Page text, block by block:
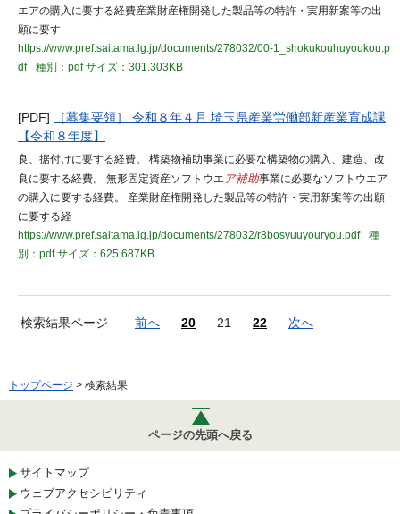
エアの購入に要する経費産業財産権開発した製品等の特許・実用新案等の出
願に要す
https://www.pref.saitama.lg.jp/documents/278032/00-1_shokukouhuyoukou.p
df
種別：pdfサイズ：301.303KB
[PDF]
［募集要領］ 令和８年４月 埼玉県産業労働部新産業育成課
【令和８年度】
良、据付けに要する経費。 構築物補助事業に必要な構築物の購入、建造、改
良に要する経費。 無形固定資産ソフトウエ ア補助事業に必要なソフトウエア
の購入に要する経費。 産業財産権開発した製品等の特許・実用新案等の出願
に要する経
https://www.pref.saitama.lg.jp/documents/278032/r8bosyuuyouryou.pdf
種
別：pdfサイズ：625.687KB
検索結果ページ 前へ 20 21 22 次へ
トップページ > 検索結果
ページの先頭へ戻る
サイトマップ
ウェブアクセシビリティ